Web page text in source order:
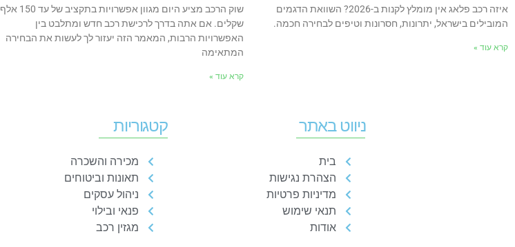
איזה רכב פלאג אין מומלץ לקנות ב-2026? השוואת הדגמים
המובילים בישראל, יתרונות, חסרונות וטיפים לבחירה חכמה.
קרא עוד »
שוק הרכב מציע היום מגוון אפשרויות בתקציב של עד 150 אלף
שקלים. אם אתה בדרך לרכישת רכב חדש ומתלבט בין
האפשרויות הרבות, המאמר הזה יעזור לך לעשות את הבחירה
המתאימה
קרא עוד »
ניווט באתר
בית
הצהרת נגישות
מדיניות פרטיות
תנאי שימוש
אודות
קטגוריות
מכירה והשכרה
תאונות וביטוחים
ניהול עסקים
פנאי ובילוי
מגזין רכב